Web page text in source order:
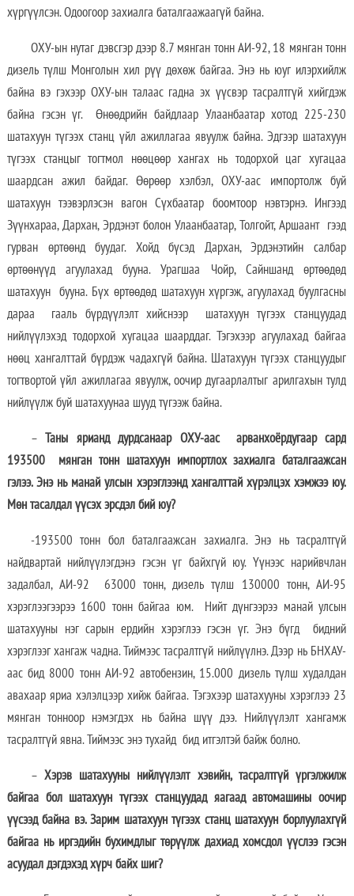
хүргүүлсэн. Одоогоор захиалга баталгаажаагүй байна.
ОХУ-ын нутаг дэвсгэр дээр 8.7 мянган тонн АИ-92, 18 мянган тонн
дизель түлш Монголын хил рүү дөхөж байгаа. Энэ нь юуг илэрхийлж
байна вэ гэхээр ОХУ-ын талаас гадна эх үүсвэр тасралтгүй хийгдэж
байна гэсэн үг. Өнөөдрийн байдлаар Улаанбаатар хотод 225-230
шатахуун түгээх станц үйл ажиллагаа явуулж байна. Эдгээр шатахуун
түгээх станцыг тогтмол нөөцөөр хангах нь тодорхой цаг хугацаа
шаардсан ажил байдаг. Өөрөөр хэлбэл, ОХУ-аас импортолж буй
шатахуун тээвэрлэсэн вагон Сүхбаатар боомтоор нэвтэрнэ. Ингээд
Зүүнхараа, Дархан, Эрдэнэт болон Улаанбаатар, Толгойт, Аршаант гээд
гурван өртөөнд буудаг. Хойд бүсэд Дархан, Эрдэнэтийн салбар
өртөөнүүд агуулахад бууна. Урагшаа Чойр, Сайншанд өртөөдөд
шатахуун бууна. Бүх өртөөдөд шатахуун хүргэж, агуулахад буулгасны
дараа гааль бүрдүүлэлт хийснээр шатахуун түгээх станцуудад
нийлүүлэхэд тодорхой хугацаа шаарддаг. Тэгэхээр агуулахад байгаа
нөөц хангалттай бүрдэж чадахгүй байна. Шатахуун түгээх станцуудыг
тогтвортой үйл ажиллагаа явуулж, оочир дугаарлалтыг арилгахын тулд
нийлүүлж буй шатахуунаа шууд түгээж байна.
–Таны ярианд дурдсанаар ОХУ-аас арванхоёрдугаар сард
193500 мянган тонн шатахуун импортлох захиалга баталгаажсан
гэлээ. Энэ нь манай улсын хэрэглээнд хангалттай хүрэлцэх хэмжээ юу.
Мөн тасалдал үүсэх эрсдэл бий юу?
-193500 тонн бол баталгаажсан захиалга. Энэ нь тасралтгүй
найдвартай нийлүүлэгдэнэ гэсэн үг байхгүй юу. Үүнээс нарийвчлан
задалбал, АИ-92 63000 тонн, дизель түлш 130000 тонн, АИ-95
хэрэглээгээрээ 1600 тонн байгаа юм. Нийт дүнгээрээ манай улсын
шатахууны нэг сарын ердийн хэрэглээ гэсэн үг. Энэ бүгд бидний
хэрэглээг хангаж чадна. Тиймээс тасралтгүй нийлүүлнэ. Дээр нь БНХАУ-
аас бид 8000 тонн АИ-92 автобензин, 15.000 дизель түлш худалдан
авахаар яриа хэлэлцээр хийж байгаа. Тэгэхээр шатахууны хэрэглээ 23
мянган тонноор нэмэгдэх нь байна шүү дээ. Нийлүүлэлт хангамж
тасралтгүй явна. Тиймээс энэ тухайд бид итгэлтэй байж болно.
–Хэрэв шатахууны нийлүүлэлт хэвийн, тасралтгүй үргэлжилж
байгаа бол шатахуун түгээх станцуудад яагаад автомашины оочир
үүсээд байна вэ. Зарим шатахуун түгээх станц шатахуун борлуулахгүй
байгаа нь иргэдийн бухимдлыг төрүүлж дахиад хомсдол үүслээ гэсэн
асуудал дэгдэхэд хүрч байх шиг?